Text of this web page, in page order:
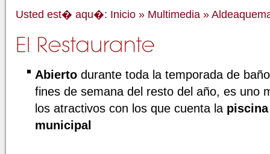
Usted est� aqu�: Inicio » Multimedia »
Abierto durante toda la temporada de
fines de semana del resto del año, es uno
los atractivos con los que cuenta la piscina
municipal